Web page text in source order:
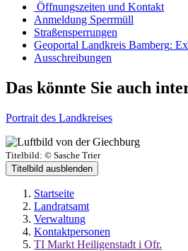
Öffnungszeiten und Kontakt
Anmeldung Sperrmüll
Straßensperrungen
Geoportal Landkreis Bamberg:
Ausschreibungen
Das könnte Sie auch
Portrait des Landkreises
Titelbild: © Sasche Trier
Titelbild ausblenden
Startseite
Landratsamt
Verwaltung
Kontaktpersonen
TI Markt Heiligenstadt i Ofr.